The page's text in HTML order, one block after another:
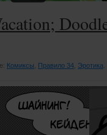
Комиксы Правило 34 Эротика